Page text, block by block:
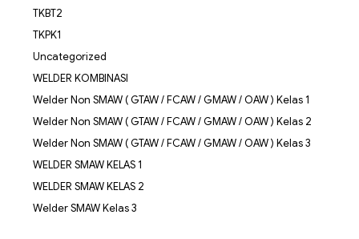
TKBT2
TKPK1
Uncategorized
WELDER KOMBINASI
Welder Non SMAW ( GTAW / FCAW / GMAW / OAW ) Kelas 1
Welder Non SMAW ( GTAW / FCAW / GMAW / OAW ) Kelas 2
Welder Non SMAW ( GTAW / FCAW / GMAW / OAW ) Kelas 3
WELDER SMAW KELAS 1
WELDER SMAW KELAS 2
Welder SMAW Kelas 3